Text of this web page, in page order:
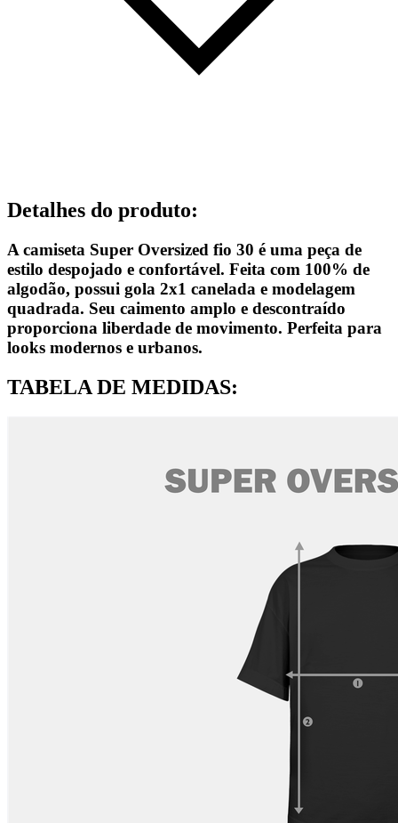
Detalhes do produto:
A camiseta Super Oversized fio 30 é uma peça de
estilo despojado e confortável. Feita com 100% de
algodão, possui gola 2x1 canelada e modelagem
quadrada. Seu caimento amplo e descontraído
proporciona liberdade de movimento. Perfeita para
looks modernos e urbanos.
TABELA DE MEDIDAS: